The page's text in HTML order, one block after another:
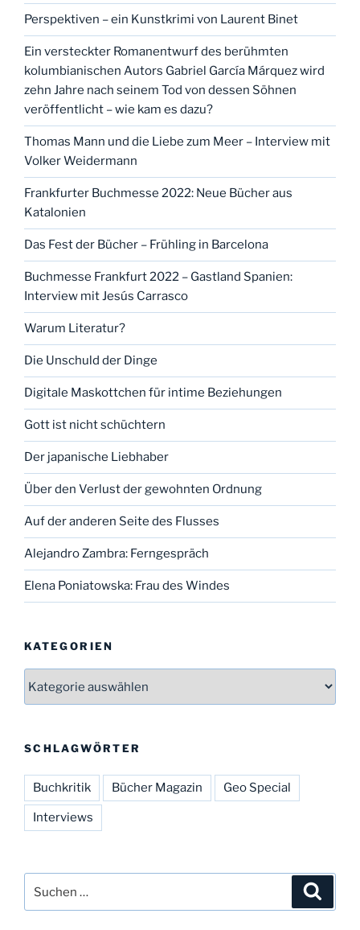
Perspektiven – ein Kunstkrimi von Laurent Binet
Ein versteckter Romanentwurf des berühmten
kolumbianischen Autors Gabriel García Márquez wird
zehn Jahre nach seinem Tod von dessen Söhnen
veröffentlicht – wie kam es dazu?
Thomas Mann und die Liebe zum Meer – Interview mit
Volker Weidermann
Frankfurter Buchmesse 2022: Neue Bücher aus
Katalonien
Das Fest der Bücher – Frühling in Barcelona
Buchmesse Frankfurt 2022 – Gastland Spanien:
Interview mit Jesús Carrasco
Warum Literatur?
Die Unschuld der Dinge
Digitale Maskottchen für intime Beziehungen
Gott ist nicht schüchtern
Der japanische Liebhaber
Über den Verlust der gewohnten Ordnung
Auf der anderen Seite des Flusses
Alejandro Zambra: Ferngespräch
Elena Poniatowska: Frau des Windes
KATEGORIEN
SCHLAGWÖRTER
Buchkritik Bücher Magazin Geo Special
Interviews
nach: